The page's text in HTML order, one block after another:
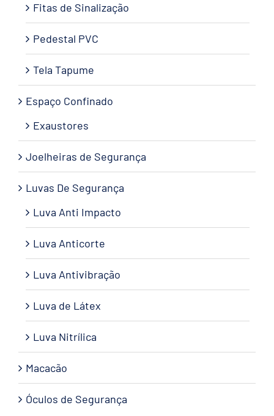
Fitas de Sinalização
Pedestal PVC
Tela Tapume
Espaço Confinado
Exaustores
Joelheiras de Segurança
Luvas De Segurança
Luva Anti Impacto
Luva Anticorte
Luva Antivibração
Luva de Látex
Luva Nitrílica
Macacão
Óculos de Segurança